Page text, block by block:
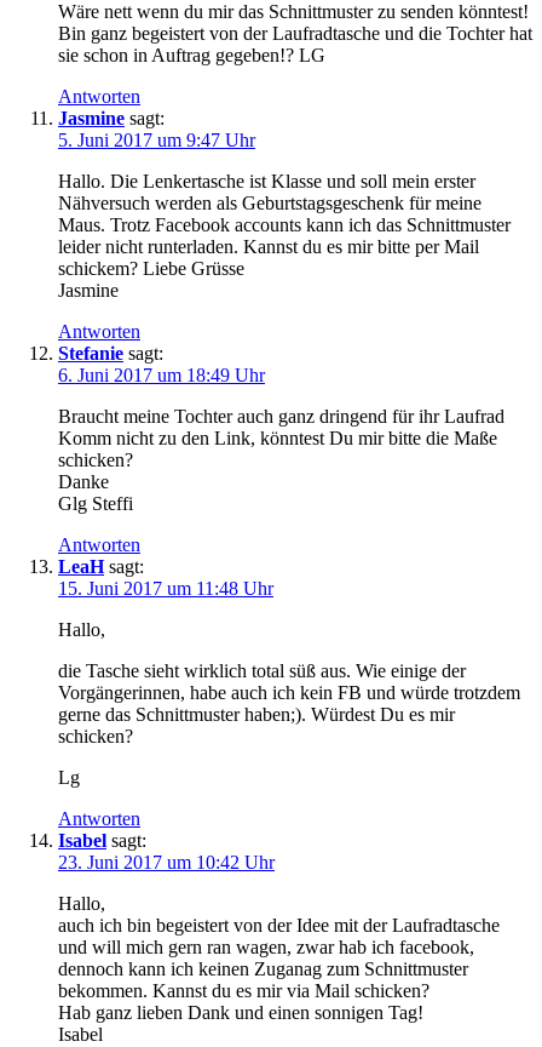
Wäre nett wenn du mir das Schnittmuster zu senden könntest!
Bin ganz begeistert von der Laufradtasche und die Tochter hat
sie schon in Auftrag gegeben!? LG
Antworten
Jasmine sagt:
5. Juni 2017 um 9:47 Uhr
Hallo. Die Lenkertasche ist Klasse und soll mein erster
Nähversuch werden als Geburtstagsgeschenk für meine
Maus. Trotz Facebook accounts kann ich das Schnittmuster
leider nicht runterladen. Kannst du es mir bitte per Mail
schickem? Liebe Grüsse
Jasmine
Antworten
Stefanie sagt:
6. Juni 2017 um 18:49 Uhr
Braucht meine Tochter auch ganz dringend für ihr Laufrad
Komm nicht zu den Link, könntest Du mir bitte die Maße
schicken?
Danke
Glg Steffi
Antworten
LeaH sagt:
15. Juni 2017 um 11:48 Uhr
Hallo,
die Tasche sieht wirklich total süß aus. Wie einige der
Vorgängerinnen, habe auch ich kein FB und würde trotzdem
gerne das Schnittmuster haben;). Würdest Du es mir
schicken?
Lg
Antworten
Isabel sagt:
23. Juni 2017 um 10:42 Uhr
Hallo,
auch ich bin begeistert von der Idee mit der Laufradtasche
und will mich gern ran wagen, zwar hab ich facebook,
dennoch kann ich keinen Zuganag zum Schnittmuster
bekommen. Kannst du es mir via Mail schicken?
Hab ganz lieben Dank und einen sonnigen Tag!
Isabel